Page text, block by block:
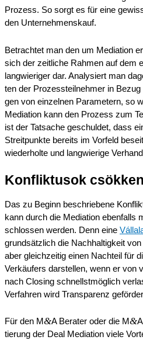
Prozess. So sorgt es für eine
den Unternehmenskauf.
Betrach­tet man den um Media­ti­on
sich der zeitli­che Rahmen auf dem
langwie­ri­ger dar. Analy­siert man
ten der Prozes­s­teil­neh­mer in
gen von einzel­nen Parame­tern, so
Media­ti­on kann den Prozess zum
ist der Tatsa­che geschul­det, dass
Streit­punk­te bereits im Vorfeld
wieder­hol­te und langwie­ri­ge
Konflik­tusok
Das zu Beginn beschrie­be­ne
kann durch die Media­ti­on ebenfalls
schlos­sen werden. Denn eine
grund­sätz­lich die Nachhal­tig­keit
aber gleich­zei­tig einen Nachteil für
Verkäu­fers darstel­len, wenn er von
nach Closing schnellst­mög­lich
Verfah­ren wird Trans­pa­renz
Für den M&A Berater oder die M&
tie­rung der Deal Media­ti­on viele